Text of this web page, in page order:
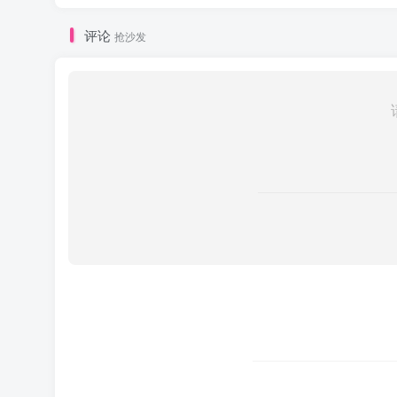
评论 抢沙发